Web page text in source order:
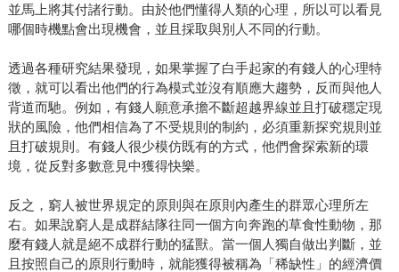
並馬上將其付諸行動。由於他們懂得人類的心理，所以可以看見
哪個時機點會出現機會，並且採取與別人不同的行動。
透過各種研究結果發現，如果掌握了白手起家的有錢人的心理特
徵，就可以看出他們的行為模式並沒有順應大趨勢，反而與他人
背道而馳。例如，有錢人願意承擔不斷超越界線並且打破穩定現
狀的風險，他們相信為了不受規則的制約，必須重新探究規則並
且打破規則。有錢人很少模仿既有的方式，他們會探索新的環
境，從反對多數意見中獲得快樂。
反之，窮人被世界規定的原則與在原則內產生的群眾心理所左
右。如果說窮人是成群結隊往同一個方向奔跑的草食性動物，那
麼有錢人就是絕不成群行動的猛獸。當一個人獨自做出判斷，並
且按照自己的原則行動時，就能獲得被稱為「稀缺性」的經濟價